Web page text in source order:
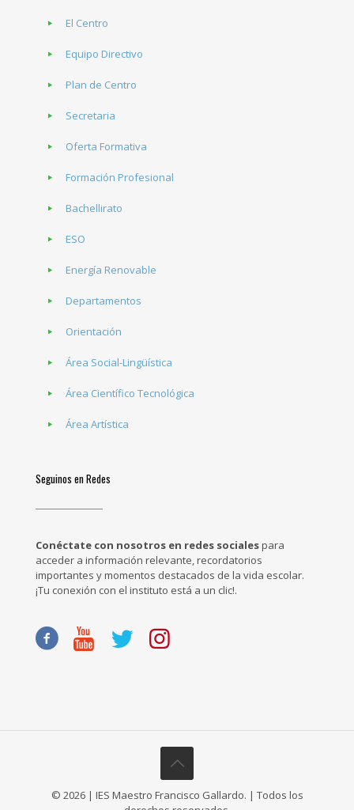
El Centro
Equipo Directivo
Plan de Centro
Secretaria
Oferta Formativa
Formación Profesional
Bachellirato
ESO
Energía Renovable
Departamentos
Orientación
Área Social-Lingüística
Área Científico Tecnológica
Área Artística
Seguinos en Redes
Conéctate con nosotros en redes socialespara
acceder a información relevante, recordatorios
importantes y momentos destacados de la vida escolar.
¡Tu conexión con el instituto está a un clic!.
© 2026 | IES Maestro Francisco Gallardo. | Todos los